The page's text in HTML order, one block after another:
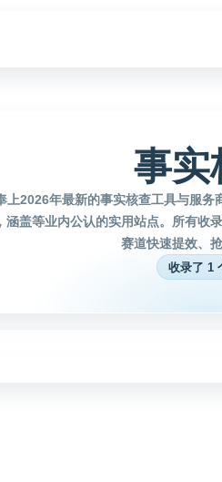
事实
上2026年最新的事实核查工具与服
涵盖等业内公认的实用站点。所有收
赛道快速提效、
收录了 1